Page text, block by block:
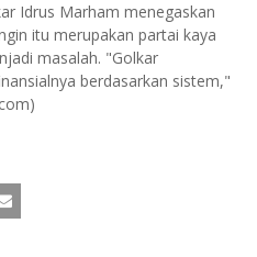
Idrus Marham menegaskan
itu merupakan partai kaya
masalah. "Golkar
berdasarkan sistem,"